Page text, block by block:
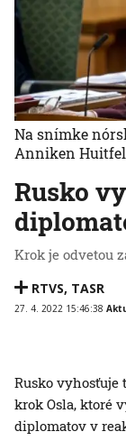
Rusko
Krok je odvetou
RTVS, TASR
27. 4. 2022 15:46:38
Na snímke
Anniken
Rusko vyhosťuje
krok Osla, ktoré
diplomatov v